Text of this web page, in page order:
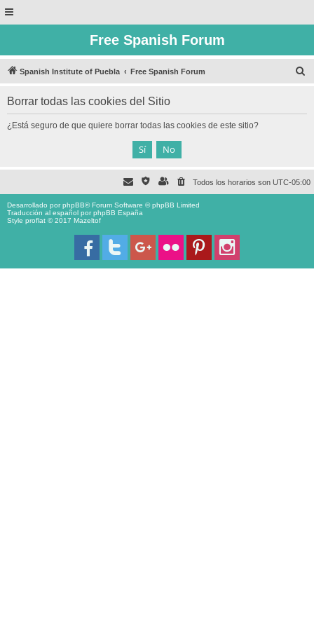
Free Spanish Forum
Spanish Institute of Puebla Free Spanish Forum
Borrar todas las cookies del Sitio
¿Está seguro de que quiere borrar todas las cookies de este sitio?
Todos los horarios son UTC-05:00
Desarrollado porphpBB® Forum Software © phpBB Limited
Traducción al español porphpBB España
Style proflat © 2017 Mazeltof